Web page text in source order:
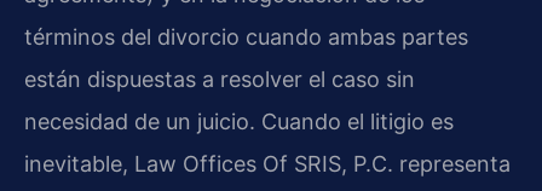
términos del divorcio cuando ambas partes
están dispuestas a resolver el caso sin
necesidad de un juicio. Cuando el litigio es
inevitable, Law Offices Of SRIS, P.C. representa